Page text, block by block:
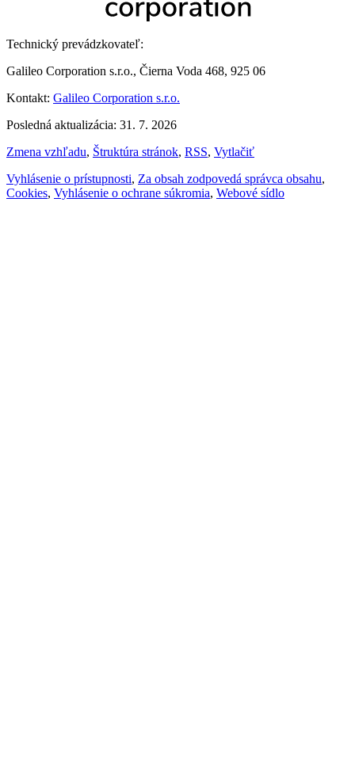
Technický prevádzkovateľ:
Galileo Corporation s.r.o., Čierna Voda 468, 925 06
Kontakt: Galileo Corporation s.r.o.
Posledná aktualizácia: 31. 7. 2026
Zmena vzhľadu, Štruktúra stránok, RSS, Vytlačiť
Vyhlásenie o prístupnosti, Za obsah zodpovedá správca obsahu,
Cookies, Vyhlásenie o ochrane súkromia, Webové sídlo